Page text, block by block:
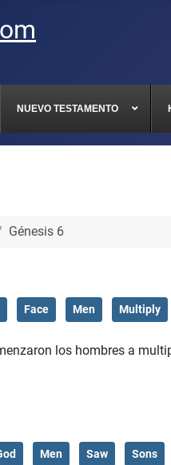
NUEVO TESTAMENTO
Génesis 6
Face Men Multiply
los hombres a
Men Saw Sons